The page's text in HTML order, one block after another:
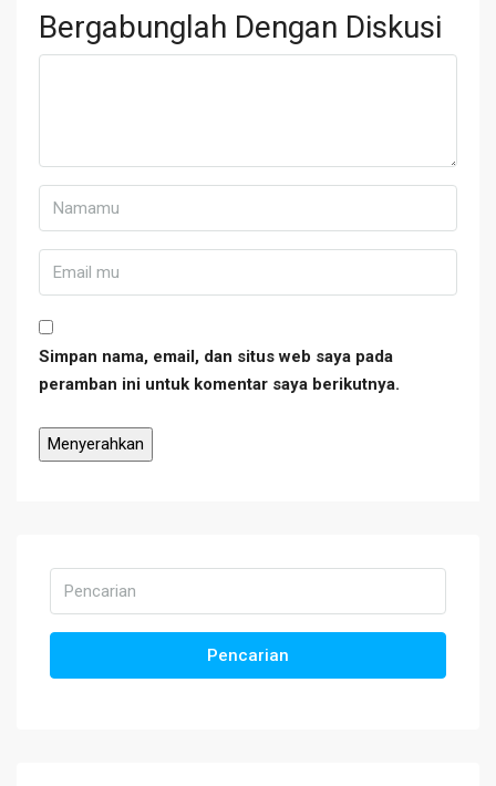
Bergabunglah Dengan Diskusi
Simpan nama, email, dan situs web saya pada
peramban ini untuk komentar saya berikutnya.
Pencarian